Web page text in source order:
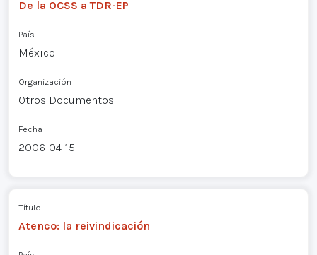
De la OCSS a TDR-EP
País
México
Organización
Otros Documentos
Fecha
2006-04-15
Título
Atenco: la reivindicación